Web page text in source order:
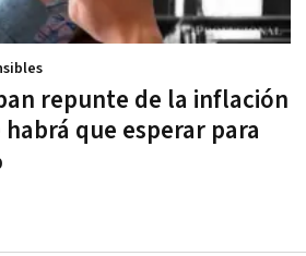
repunte de la inflación
que esperar para